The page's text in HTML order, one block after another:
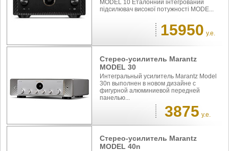
MODEL 10 Еталонний інтегрований
підсилювач високої потужності MODE...
15950 у.е.
Стерео-усилитель Marantz
MODEL 30
Интегральный усилитель Marantz Model
30n выполнен в новом дизайне с
фигурной алюминиевой передней
панелью...
3875 у.е.
Стерео-усилитель Marantz
MODEL 40n